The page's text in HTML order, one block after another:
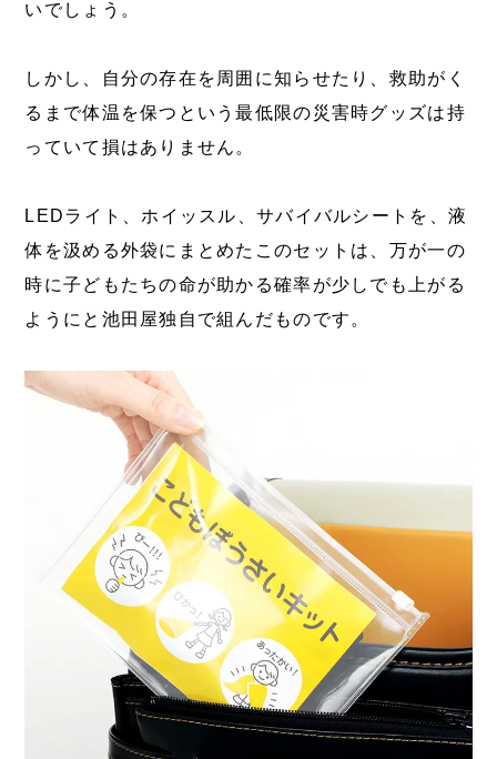
いでしょう。
しかし、自分の存在を周囲に知らせたり、救助がく
るまで体温を保つという最低限の災害時グッズは持
っていて損はありません。
LEDライト、ホイッスル、サバイバルシートを、液
体を汲める外袋にまとめたこのセットは、万が一の
時に子どもたちの命が助かる確率が少しでも上がる
ようにと池田屋独自で組んだものです。